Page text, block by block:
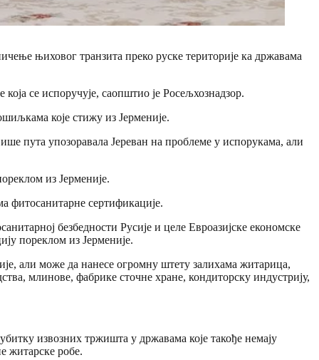
њиховог транзита преко руске територије ка државама
се испоручује, саопштио је Росељхознадзор.
које стижу из Јерменије.
пута упозоравала Јереван на проблеме у испорукама, али
из Јерменије.
фитосанитарне сертификације.
безбедности Русије и целе Евроазијске економске
пореклом из Јерменије.
али може да нанесе огромну штету залихама житарица,
млинове, фабрике сточне хране, кондиторску индустрију,
извозних тржишта у државама које такође немају
житарске робе.